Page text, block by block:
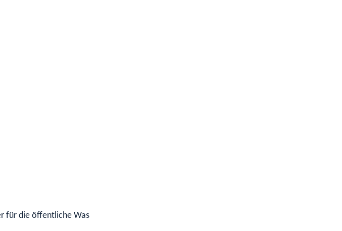
die öffentliche Wasserversorgung: 0,10 Euro je Kubikmeter